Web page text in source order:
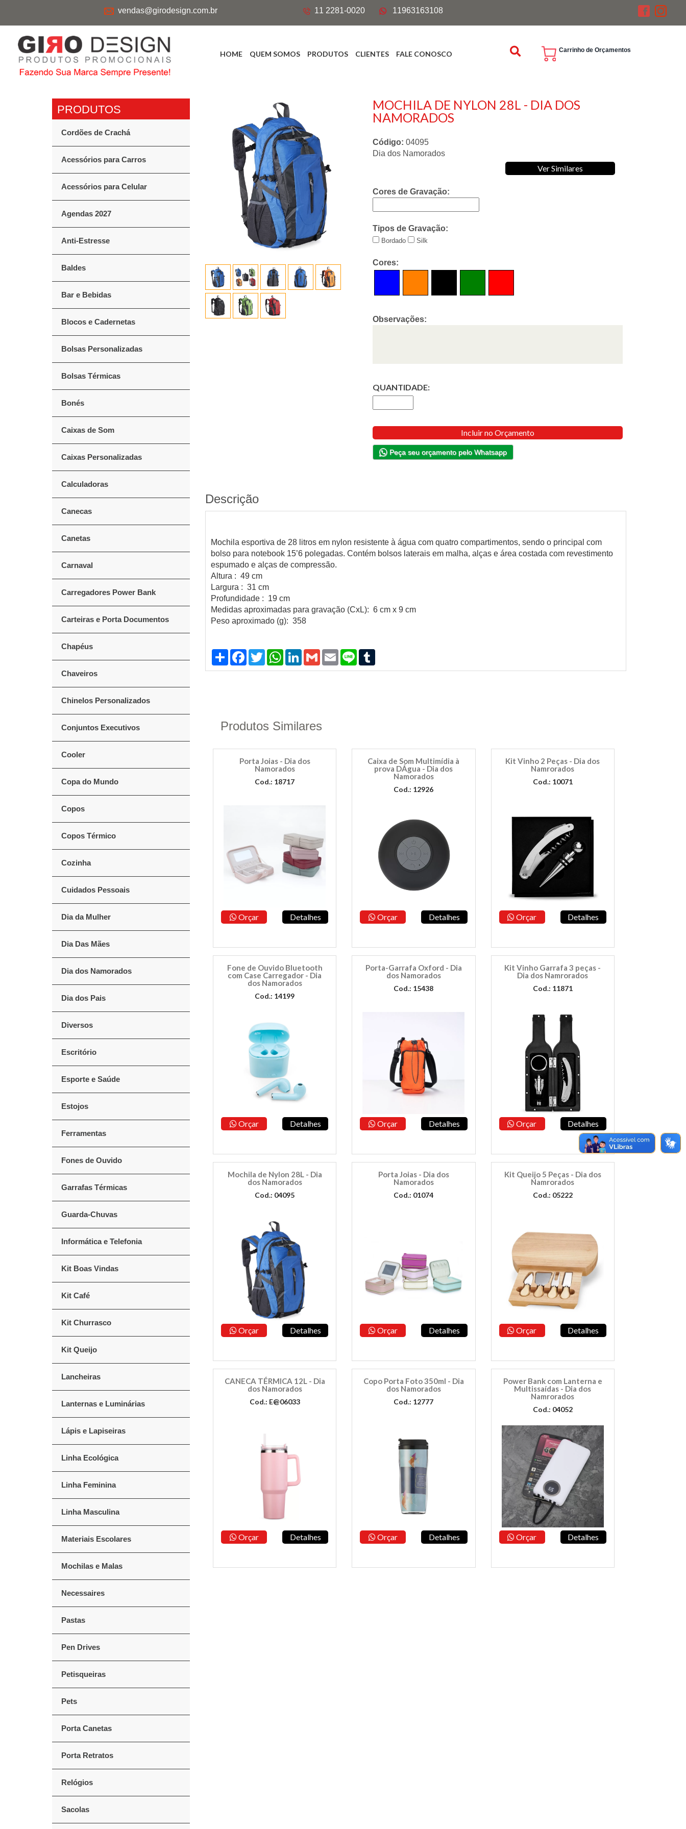
vendas@girodesign.com.br 11 2281-0020 11963163108
HOME QUEM SOMOS PRODUTOS CLIENTES FALE CONOSCO Carrinho de Orçamentos
Cordões de Crachá
Acessórios para Carros
Acessórios para Celular
Agendas 2027
Anti-Estresse
Baldes
Bar e Bebidas
Blocos e Cadernetas
Bolsas Personalizadas
Bolsas Térmicas
Bonés
Caixas de Som
Caixas Personalizadas
Calculadoras
Canecas
Canetas
Carnaval
Carregadores Power Bank
Carteiras e Porta Documentos
Chapéus
Chaveiros
Chinelos Personalizados
Conjuntos Executivos
Cooler
Copa do Mundo
Copos
Copos Térmico
Cozinha
Cuidados Pessoais
Dia da Mulher
Dia Das Mães
Dia dos Namorados
Dia dos Pais
Diversos
Escritório
Esporte e Saúde
Estojos
Ferramentas
Fones de Ouvido
Garrafas Térmicas
Guarda-Chuvas
Informática e Telefonia
Kit Boas Vindas
Kit Café
Kit Churrasco
Kit Queijo
Lancheiras
Lanternas e Luminárias
Lápis e Lapiseiras
Linha Ecológica
Linha Feminina
Linha Masculina
Materiais Escolares
Mochilas e Malas
Necessaires
Pastas
Pen Drives
Petisqueiras
Pets
Porta Canetas
Porta Retratos
Relógios
Sacolas
MOCHILA DE NYLON 28L - DIA DOS
NAMORADOS
Código: 04095
Dia dos Namorados
Ver Similares
Cores de Gravação:
Tipos de Gravação:
Bordado Silk
Cores:
Observações:
QUANTIDADE:
Incluir no Orçamento
Peça seu orçamento pelo Whatsapp
Descrição
Mochila esportiva de 28 litros em nylon resistente à água com quatro compartimentos, sendo o principal com
bolso para notebook 15’6 polegadas. Contém bolsos laterais em malha, alças e área costada com revestimento
espumado e alças de compressão.
Altura : 49 cm
Largura : 31 cm
Profundidade : 19 cm
Medidas aproximadas para gravação (CxL): 6 cm x 9 cm
Peso aproximado (g): 358
Compartilhar
Facebook
TwitterWhatsApp
LinkedIn
GmailEmailLine
Produtos Similares
Porta Joias - Dia dos
Namorados
Cod.: 18717
Orçar Detalhes
Caixa de Som Multimídia à
prova DÁgua - Dia dos
Namorados
Cod.: 12926
Orçar Detalhes
Kit Vinho 2 Peças - Dia dos
Namrorados
Cod.: 10071
Orçar Detalhes
Fone de Ouvido Bluetooth
com Case Carregador - Dia
dos Namorados
Cod.: 14199
Orçar Detalhes
Porta-Garrafa Oxford - Dia
dos Namorados
Cod.: 15438
Orçar Detalhes
Kit Vinho Garrafa 3 peças -
Dia dos Namrorados
Cod.: 11871
Orçar Detalhes
Mochila de Nylon 28L - Dia
dos Namorados
Cod.: 04095
Orçar Detalhes
Porta Joias - Dia dos
Namorados
Cod.: 01074
Orçar Detalhes
Kit Queijo 5 Peças - Dia dos
Namrorados
Cod.: 05222
Orçar Detalhes
CANECA TÉRMICA 12L - Dia
dos Namorados
Cod.: E@06033
Orçar Detalhes
Copo Porta Foto 350ml - Dia
dos Namorados
Cod.: 12777
Orçar Detalhes
Power Bank com Lanterna e
Multissaídas - Dia dos
Namrorados
Cod.: 04052
Orçar Detalhes